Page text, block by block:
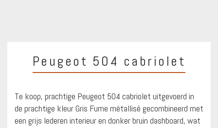
Peugeot 504 cabriolet
Te koop, prachtige Peugeot 504 cabriolet uitgevoerd in
de prachtige kleur Gris Fume métallisé gecombineerd met
een grijs lederen interieur en donker bruin dashboard, wat